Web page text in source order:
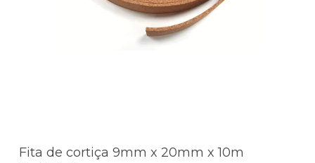
Fita de cortiça 9mm x 20mm x 10m